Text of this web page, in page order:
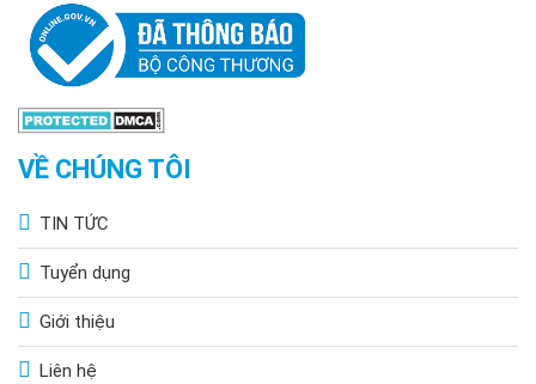
VỀ CHÚNG TÔI
TIN TỨC
Tuyển dụng
Giới thiệu
Liên hệ